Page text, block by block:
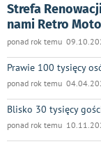
Strefa
nami Retro
ponad rok temu
Prawie 100 tysięcy
ponad rok temu
Blisko 30 tysięcy
ponad rok temu